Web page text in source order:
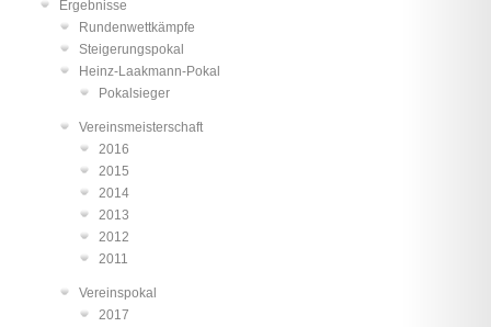
Ergebnisse
Rundenwettkämpfe
Steigerungspokal
Heinz-Laakmann-Pokal
Pokalsieger
Vereinsmeisterschaft
2016
2015
2014
2013
2012
2011
Vereinspokal
2017